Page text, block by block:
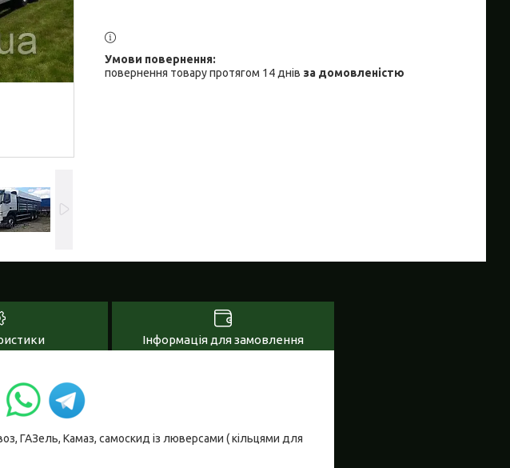
повернення товару протягом 14 днів за домовленістю
Інформація для замовлення
ГАЗель, Камаз, самоскид із люверсами ( кільцями для